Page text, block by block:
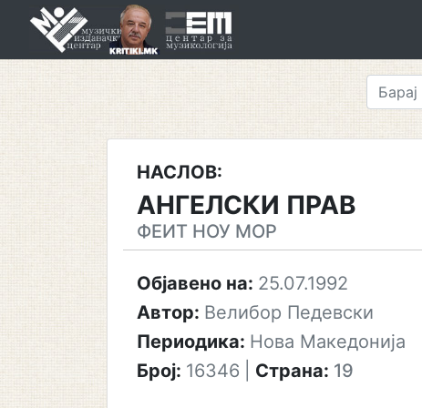
НАСЛОВ:
АНГЕЛСКИ ПРАВ
ФЕИТ НОУ МОР
Објавено на: 25.07.1992
Автор: Велибор Педевски
Периодика: Нова Македонија
Број: 16346 Страна: 19